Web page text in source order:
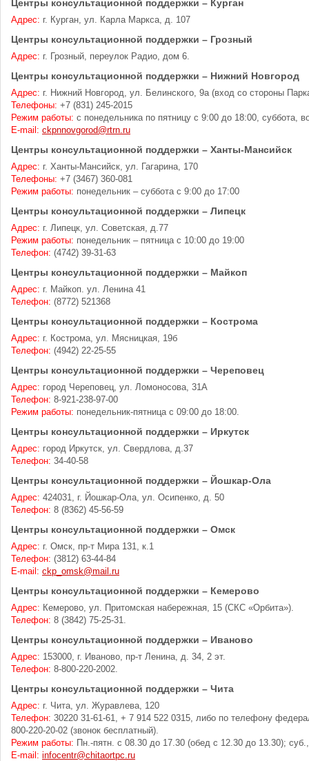
Центры консультационной поддержки – Курган
Адрес: г. Курган, ул. Карла Маркса, д. 107
Центры консультационной поддержки – Грозный
Адрес: г. Грозный, переулок Радио, дом 6.
Центры консультационной поддержки – Нижний Новгород
Адрес: г. Нижний Новгород, ул. Белинского, 9а (вход со стороны
Телефоны: +7 (831) 245-2015
Режим работы: с понедельника по пятницу с 9:00 до 18:00, суббота,
E-mail: ckpnnovgorod@rtrn.ru
Центры консультационной поддержки – Ханты-Мансийск
Адрес: г. Ханты-Мансийск, ул. Гагарина, 170
Телефоны: +7 (3467) 360-081
Режим работы: понедельник – суббота с 9:00 до 17:00
Центры консультационной поддержки – Липецк
Адрес: г. Липецк, ул. Советская, д.77
Режим работы: понедельник – пятница с 10:00 до 19:00
Телефон: (4742) 39-31-63
Центры консультационной поддержки – Майкоп
Адрес: г. Майкоп. ул. Ленина 41
Телефон: (8772) 521368
Центры консультационной поддержки – Кострома
Адрес: г. Кострома, ул. Мясницкая, 19б
Телефон: (4942) 22-25-55
Центры консультационной поддержки – Череповец
Адрес: город Череповец, ул. Ломоносова, 31А
Телефон: 8-921-238-97-00
Режим работы: понедельник-пятница с 09:00 до 18:00.
Центры консультационной поддержки – Иркутск
Адрес: город Иркутск, ул. Свердлова, д.37
Телефон: 34-40-58
Центры консультационной поддержки – Йошкар-Ола
Адрес: 424031, г. Йошкар-Ола, ул. Осипенко, д. 50
Телефон: 8 (8362) 45-56-59
Центры консультационной поддержки – Омск
Адрес: г. Омск, пр-т Мира 131, к.1
Телефон: (3812) 63-44-84
E-mail: ckp_omsk@mail.ru
Центры консультационной поддержки – Кемерово
Адрес: Кемерово, ул. Притомская набережная, 15 (СКС «Орбита»).
Телефон: 8 (3842) 75-25-31.
Центры консультационной поддержки – Иваново
Адрес: 153000, г. Иваново, пр-т Ленина, д. 34, 2 эт.
Телефон: 8-800-220-2002.
Центры консультационной поддержки – Чита
Адрес: г. Чита, ул. Журавлева, 120
Телефон: 30220 31-61-61, + 7 914 522 0315, либо по телефону
800-220-20-02 (звонок бесплатный).
Режим работы: Пн.-пятн. с 08.30 до 17.30 (обед с 12.30 до 13.30);
E-mail: infocentr@chitaortpc.ru